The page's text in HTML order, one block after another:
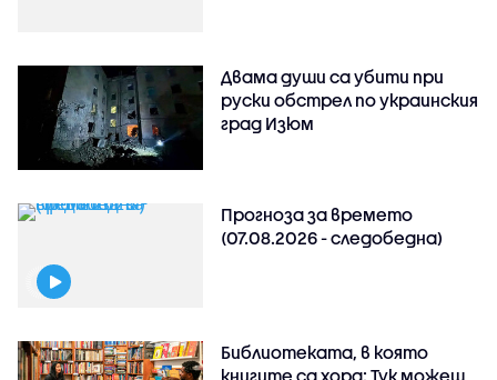
Двама души са убити при
руски обстрeл по украинския
град Изюм
Прогноза за времето
(07.08.2026 - следобедна)
Библиотеката, в която
книгите са хора: Тук можеш